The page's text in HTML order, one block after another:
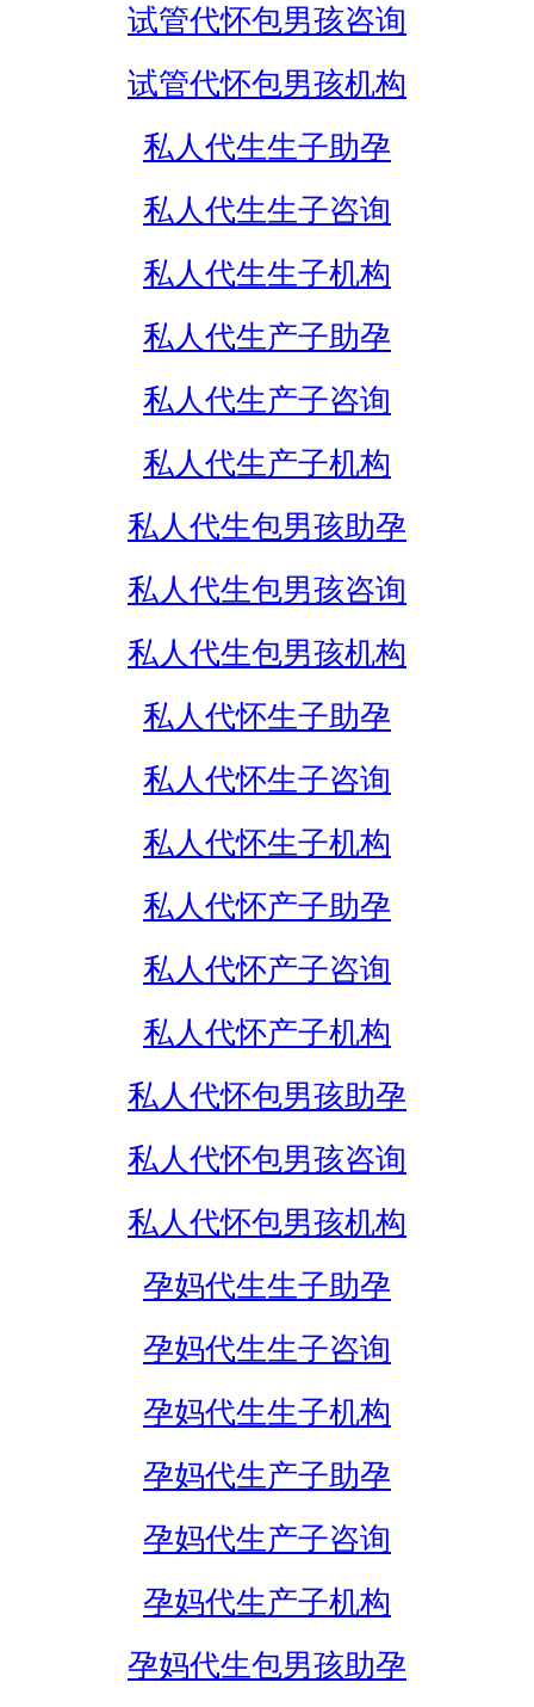
试管代怀包男孩咨询
试管代怀包男孩机构
私人代生生子助孕
私人代生生子咨询
私人代生生子机构
私人代生产子助孕
私人代生产子咨询
私人代生产子机构
私人代生包男孩助孕
私人代生包男孩咨询
私人代生包男孩机构
私人代怀生子助孕
私人代怀生子咨询
私人代怀生子机构
私人代怀产子助孕
私人代怀产子咨询
私人代怀产子机构
私人代怀包男孩助孕
私人代怀包男孩咨询
私人代怀包男孩机构
孕妈代生生子助孕
孕妈代生生子咨询
孕妈代生生子机构
孕妈代生产子助孕
孕妈代生产子咨询
孕妈代生产子机构
孕妈代生包男孩助孕